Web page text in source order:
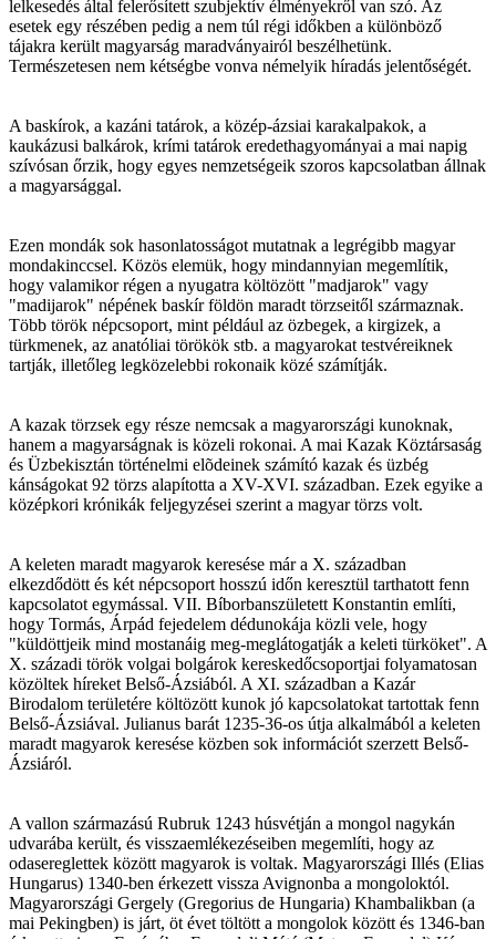
lelkesedés által felerősített szubjektív élményekről van szó. Az
esetek egy részében pedig a nem túl régi időkben a különböző
tájakra került magyarság maradványairól beszélhetünk.
Természetesen nem kétségbe vonva némelyik híradás jelentőségét.
A baskírok, a kazáni tatárok, a közép-ázsiai karakalpakok, a
kaukázusi balkárok, krími tatárok eredethagyományai a mai napig
szívósan őrzik, hogy egyes nemzetségeik szoros kapcsolatban állnak
a magyarsággal.
Ezen mondák sok hasonlatosságot mutatnak a legrégibb magyar
mondakinccsel. Közös elemük, hogy mindannyian megemlítik,
hogy valamikor régen a nyugatra költözött "madjarok" vagy
"madijarok" népének baskír földön maradt törzseitől származnak.
Több török népcsoport, mint például az özbegek, a kirgizek, a
türkmenek, az anatóliai törökök stb. a magyarokat testvéreiknek
tartják, illetőleg legközelebbi rokonaik közé számítják.
A kazak törzsek egy része nemcsak a magyarországi kunoknak,
hanem a magyarságnak is közeli rokonai. A mai Kazak Köztársaság
és Üzbekisztán történelmi elõdeinek számító kazak és üzbég
kánságokat 92 törzs alapította a XV-XVI. században. Ezek egyike a
középkori krónikák feljegyzései szerint a magyar törzs volt.
A keleten maradt magyarok keresése már a X. században
elkezdődött és két népcsoport hosszú időn keresztül tarthatott fenn
kapcsolatot egymással. VII. Bíborbanszületett Konstantin említi,
hogy Tormás, Árpád fejedelem dédunokája közli vele, hogy
"küldöttjeik mind mostanáig meg-meglátogatják a keleti türköket". A
X. századi török volgai bolgárok kereskedőcsoportjai folyamatosan
közöltek híreket Belső-Ázsiából. A XI. században a Kazár
Birodalom területére költözött kunok jó kapcsolatokat tartottak fenn
Belső-Ázsiával. Julianus barát 1235-36-os útja alkalmából a keleten
maradt magyarok keresése közben sok információt szerzett Belső-
Ázsiáról.
A vallon származású Rubruk 1243 húsvétján a mongol nagykán
udvarába került, és visszaemlékezéseiben megemlíti, hogy az
odasereglettek között magyarok is voltak. Magyarországi Illés (Elias
Hungarus) 1340-ben érkezett vissza Avignonba a mongoloktól.
Magyarországi Gergely (Gregorius de Hungaria) Khambalikban (a
mai Pekingben) is járt, öt évet töltött a mongolok között és 1346-ban